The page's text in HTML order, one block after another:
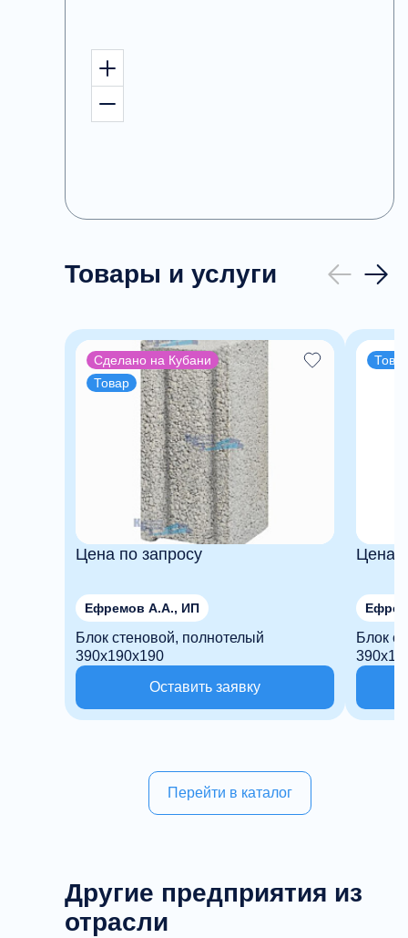
Товары и услуги
Сделано на Кубани
Товар
Цена по запросу
Ефремов А.А., ИП
Блок стеновой, полнотелый
390х190х190
Оставить заявку
Цена
Блок
Перейти в каталог
Другие предприятия из
отрасли